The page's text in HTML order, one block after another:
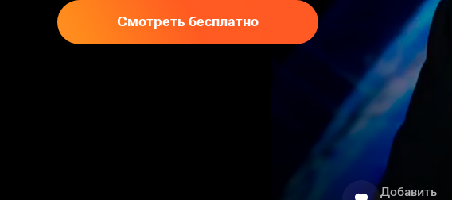
Смотреть бесплатно
Добавить